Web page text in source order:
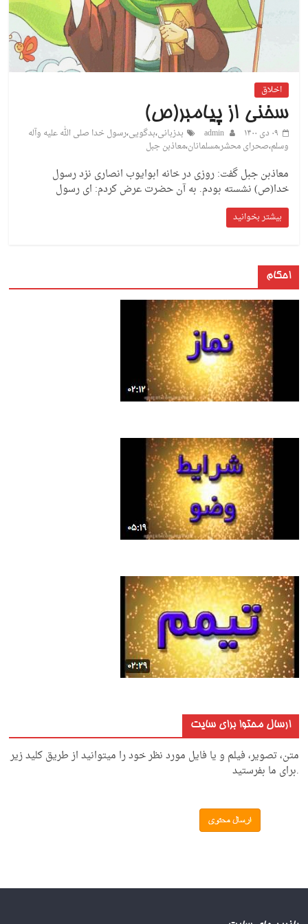
اخلاق
سخنی از پیامبر(ص)
۰۹ دی ۱۴۰۰ admin بدزبانی،بدگویی،رسول خدا صلی الله علیه وآله
وسلم،صحرای محشر،مسلمانان،معاذبن جبل
معاذبن جبل گفت: روزی در خانه ابوایوب انصاری نزد رسول
خدا(ص) نشسته بودم. به آن حضرت عرض کردم: ای رسول
بیشتر بخوانید
احکام
ارسال محتوا برای سایت
متن، تصویر، فیلم و یا فایل مورد نظر خود را میتوانید از طریق کلید زیر
.برای ما بفرستید